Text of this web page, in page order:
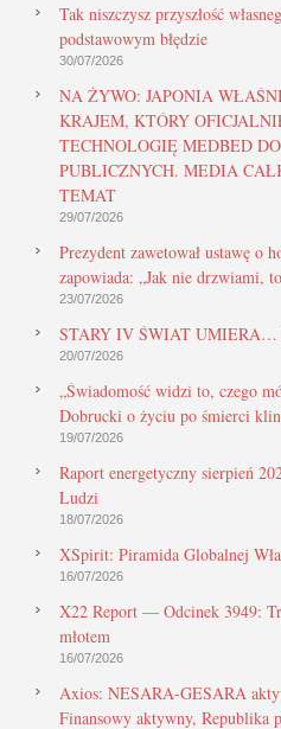
Tak niszczysz przyszłość
podstawowym błędzie
30/07/2026
NA ŻYWO: JAPONIA
KRAJEM, KTÓRY
TECHNOLOGIĘ MEDBED
PUBLICZNYCH. MEDIA
TEMAT
29/07/2026
Prezydent zawetował ustawę o
zapowiada: „Jak nie drzwiami,
23/07/2026
STARY IV ŚWIAT
20/07/2026
„Świadomość widzi to, czego
Dobrucki o życiu po śmierci
19/07/2026
Raport energetyczny sierpień
Ludzi
18/07/2026
XSpirit: Piramida Globalnej
16/07/2026
X22 Report — Odcinek 3949:
młotem
16/07/2026
Axios: NESARA-GESARA
Finansowy aktywny, Republika